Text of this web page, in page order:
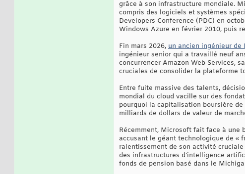
grâce à son infrastructure mondiale.
compris des logiciels et systèmes
Developers Conference (PDC) en
Windows Azure en février 2010, puis
Fin mars 2026, un ancien ingénieur
ingénieur senior qui a travaillé neuf
concurrencer Amazon Web Services,
cruciales de consolider la plateforme
Entre fuite massive des talents,
mondial du cloud vacille sur des
pourquoi la capitalisation boursière
milliards de dollars de valeur de
Récemment, Microsoft fait face à une
accusant le géant technologique de «
ralentissement de son activité
des infrastructures d’intelligence
fonds de pension basé dans le